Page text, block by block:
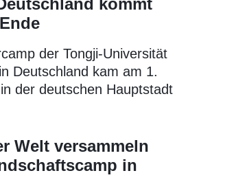
kommt
der Tongji-Universität
Deutschland kam am 1.
der deutschen Hauptstadt
Welt versammeln
in